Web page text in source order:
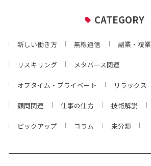
CATEGORY
新しい働き方 無線通信 副業・複業
リスキリング メタバース関連
オフタイム・プライベート リラックス
顧問関連 仕事の仕方 技術解説
ピックアップ コラム 未分類